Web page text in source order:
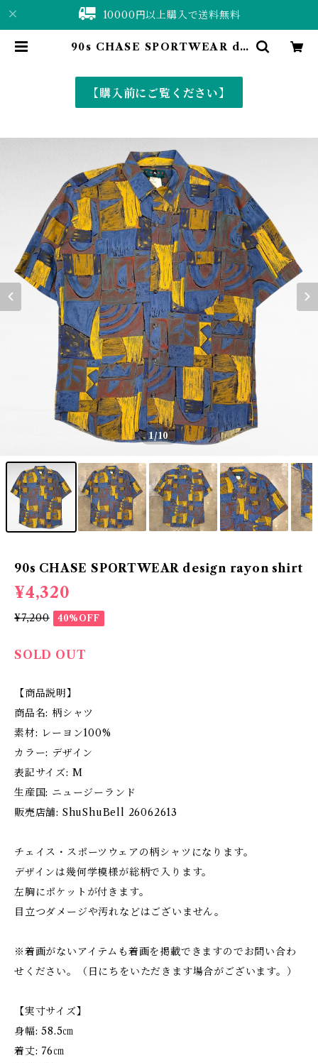
10000円以上購入で送料無料
90s CHASE SPORTWEAR de
&vintage〉
【購入前にご覧ください】
1/10
90s CHASE SPORTWEAR design rayon shirt
¥4,320
¥7,200 40%OFF
SOLD OUT
【商品説明】
商品名: 柄シャツ
素材: レーヨン100%
カラー: デザイン
表記サイズ: M
生産国: ニュージーランド
販売店舗: ShuShuBell 26062613
チェイス・スポーツウェアの柄シャツになります。
デザインは幾何学模様が総柄で入ります。
左胸にポケットが付きます。
目立つダメージや汚れなどはございません。
※着画がないアイテムも着画を掲載できますのでお問い合わ
せください。（日にちをいただきます場合がございます。）
【実寸サイズ】
身幅: 58.5㎝
着丈: 76㎝